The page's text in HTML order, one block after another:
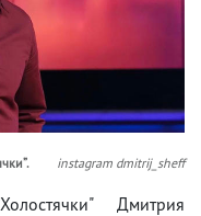
instagram dmitrij_sheff
Дмитрия